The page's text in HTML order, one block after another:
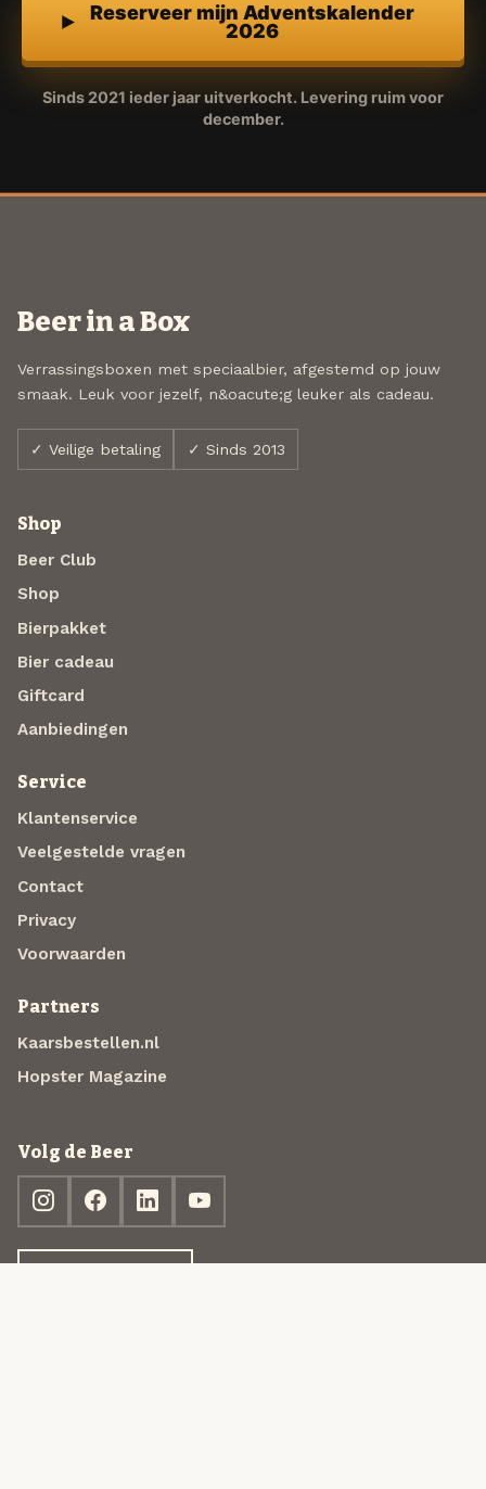
Reserveer mijn Adventskalender
2026
Sinds 2021 ieder jaar uitverkocht. Levering ruim voor
december.
Beer in a Box
Verrassingsboxen met speciaalbier, afgestemd op jouw
smaak. Leuk voor jezelf, n&oacute;g leuker als cadeau.
✓ Veilige betaling ✓ Sinds 2013
Shop
Beer Club
Shop
Bierpakket
Bier cadeau
Giftcard
Aanbiedingen
Service
Klantenservice
Veelgestelde vragen
Contact
Privacy
Voorwaarden
Partners
Kaarsbestellen.nl
Hopster Magazine
Volg de Beer